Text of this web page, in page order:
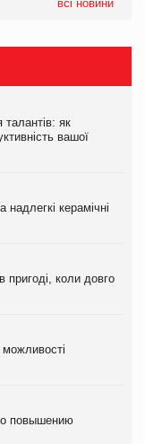
всі новини
талантів: як
вашої
керамічні
пригоді, коли довго
повышению